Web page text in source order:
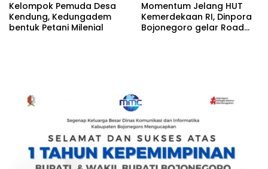
Kelompok Pemuda Desa
Kendung, Kedungadem
bentuk Petani Milenial
Momentum Jelang HUT
Kemerdekaan RI, Dinpora
Bojonegoro gelar Road